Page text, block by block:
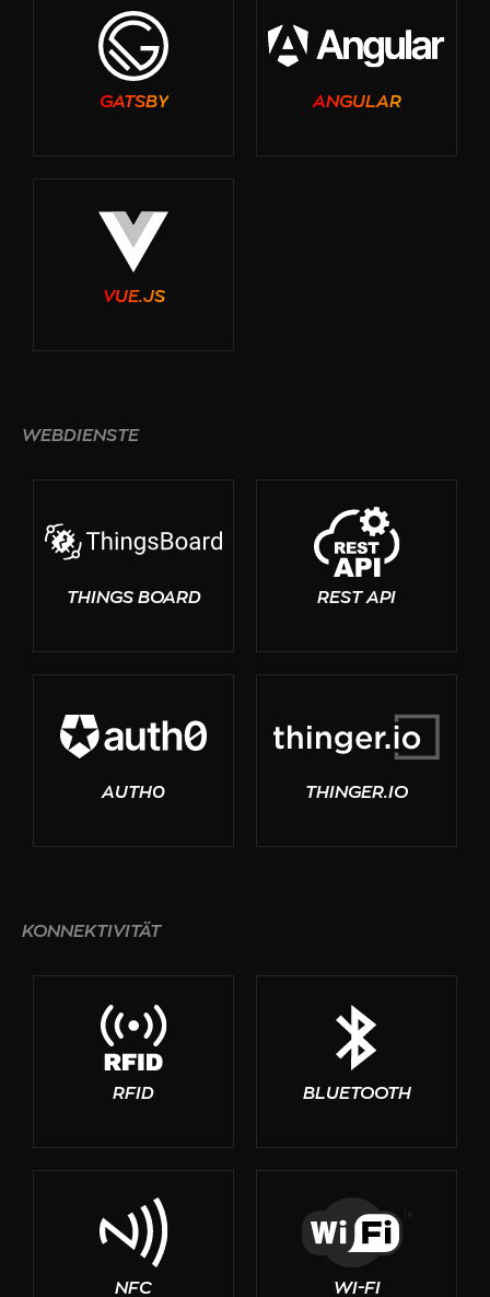
GATSBY ANGULAR
VUE.JS
WEBDIENSTE
THINGS BOARD REST API
AUTH0 THINGER.IO
KONNEKTIVITÄT
RFID BLUETOOTH
NFC WI-FI